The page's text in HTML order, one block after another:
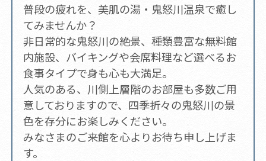
普段の疲れを、美肌の湯・鬼怒川温泉で癒し
てみませんか？
非日常的な鬼怒川の絶景、種類豊富な無料館
内施設、バイキングや会席料理など選べるお
食事タイプで身も心も大満足。
人気のある、川側上層階のお部屋も多数ご用
意しておりますので、四季折々の鬼怒川の景
色を存分にお楽しみください。
みなさまのご来館を心よりお待ち申し上げま
す。